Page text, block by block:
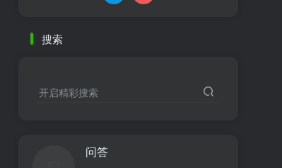
搜索
开启精彩搜索
问答